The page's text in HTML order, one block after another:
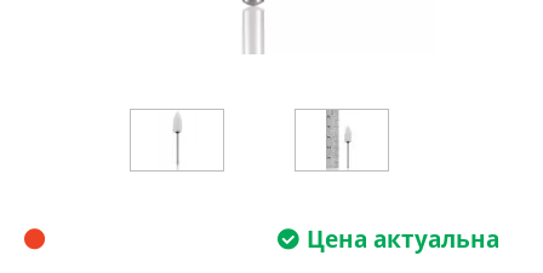
Цена актуальна